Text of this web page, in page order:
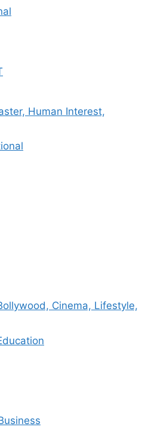
Human Interest,
Cinema, Lifestyle,